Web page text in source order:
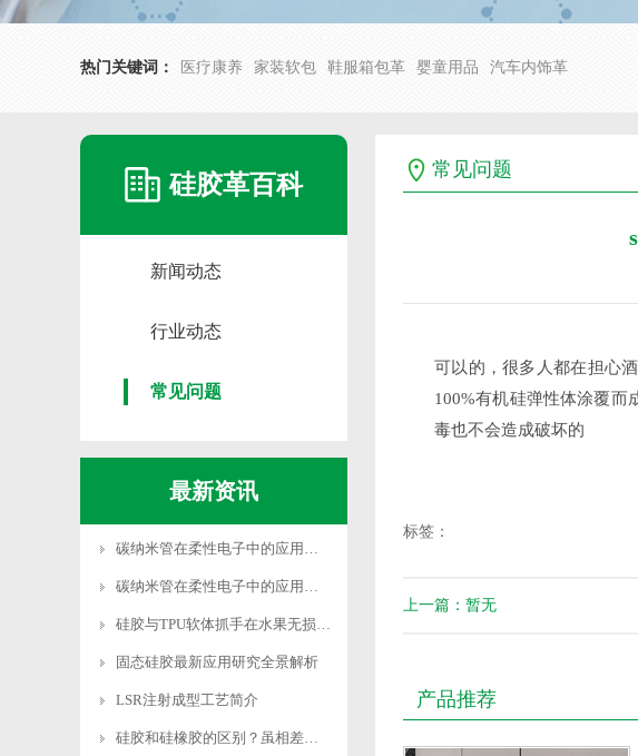
热门关键词： 医疗康养 家装软包 鞋服箱包革 婴童用品 汽车内饰革
硅胶革百科
新闻动态
行业动态
常见问题
最新资讯
碳纳米管在柔性电子中的应用突破
碳纳米管在柔性电子中的应用突破
硅胶与TPU软体抓手在水果无损采摘中的研究突破
固态硅胶最新应用研究全景解析
LSR注射成型工艺简介
硅胶和硅橡胶的区别？虽相差一字实则差异千里
常见问题
可以的，很多人都在担心
100%有机硅弹性体涂覆而
毒也不会造成破坏的
标签：
上一篇：暂无
产品推荐